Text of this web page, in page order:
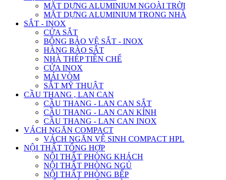
MẶT DỰNG ALUMINIUM NGOÀI TRỜI
MẶT DỰNG ALUMINIUM TRONG NHÀ
SẮT - INOX
CỬA SẮT
BÔNG BẢO VỆ SẮT - INOX
HÀNG RÀO SẮT
NHÀ THÉP TIỀN CHẾ
CỬA INOX
MÁI VÒM
SẮT MỸ THUẬT
CẦU THANG , LAN CAN
CẦU THANG - LAN CAN SẮT
CẦU THANG - LAN CAN KÍNH
CẦU THANG - LAN CAN INOX
VÁCH NGĂN COMPACT
VÁCH NGĂN VỆ SINH COMPACT HPL
NỘI THẤT TỔNG HỢP
NỘI THẤT PHÒNG KHÁCH
NỘI THẤT PHÒNG NGỦ
NỘI THẤT PHÒNG BẾP